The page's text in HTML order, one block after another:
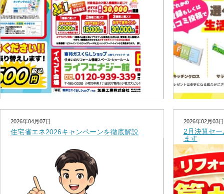
2026年04月07日
住宅省エネ2026キャンペーンを徹底解説
2026年02月03日
2月決算セ
ます